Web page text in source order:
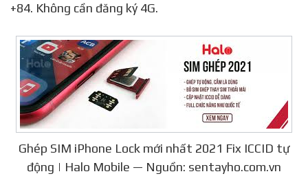
+84. Không cần đăng ký 4G.
Ghép SIM iPhone Lock mới nhất 2021 Fix ICCID tự
động | Halo Mobile — Nguồn: sentayho.com.vn